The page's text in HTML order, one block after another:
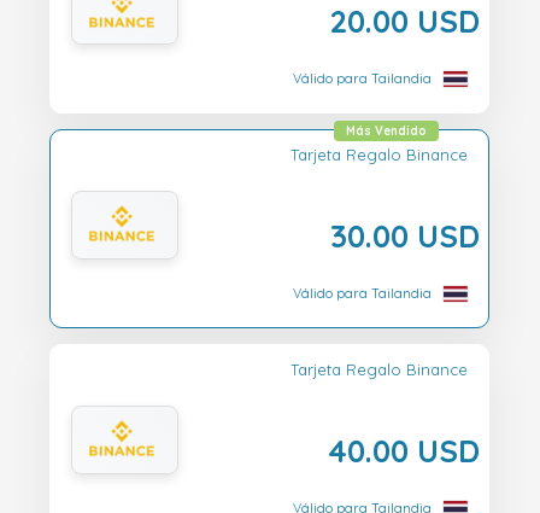
20.00 USD
Válido para Tailandia
Tarjeta Regalo Binance
30.00 USD
Más Vendido
Válido para Tailandia
Tarjeta Regalo Binance
40.00 USD
Válido para Tailandia